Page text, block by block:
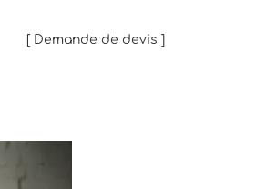
[ Demande de devis ]